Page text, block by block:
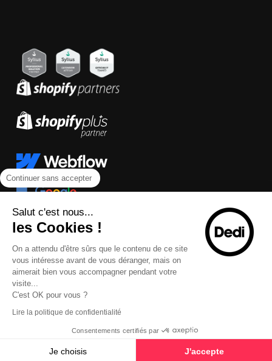
Continuer sans accepter
Salut c'est nous...
les Cookies !
On a attendu d'être sûrs que le contenu de ce site
vous intéresse avant de vous déranger, mais on
aimerait bien vous accompagner pendant votre
visite...
C'est OK pour vous ?
Lire la politique de confidentialité
Consentements certifiés par
Je choisis J'accepte